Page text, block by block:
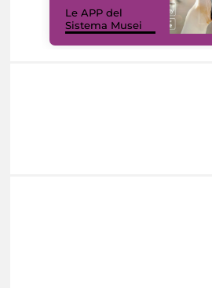
Le APP del
Sistema Musei